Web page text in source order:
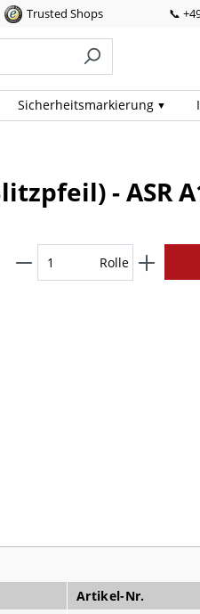
Trusted Shops 📞
Sicherheits­markierung
- ASR
Rolle
Artikel-Nr.